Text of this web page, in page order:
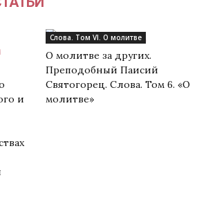
и
Слова. Том VI. О молитве
О молитве за других.
Преподобный Паисий
Святогорец. Слова. Том 6. «О
молитве»